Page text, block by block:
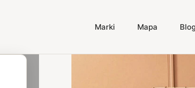
Marki Mapa